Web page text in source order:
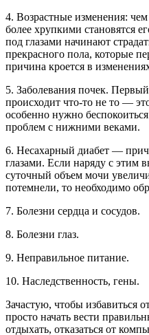
4. Возрастные изменения:
более хрупкими становятся
под глазами начинают
прекрасного пола, которые
причина кроется в
5. Заболевания почек.
происходит что-то не то —
особенно нужно
проблем с нижними веками.
6. Несахарный диабет —
глазами. Если наряду с этим
суточный объем мочи
потемнели, то необходимо
7. Болезни сердца и сосудов.
8. Болезни глаз.
9. Неправильное питание.
10. Наследственность, гены.
Зачастую, чтобы избавиться
просто начать вести
отдыхать, отказаться от